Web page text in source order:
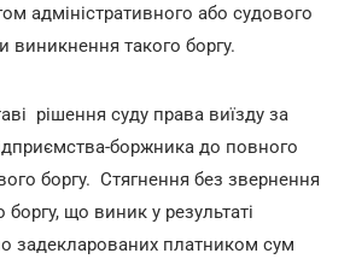
адміністративного або судового
виникнення такого боргу.
рішення суду права виїзду за
боржника до повного
боргу. Стягнення без звернення
що виник у результаті
задекларованих платником сум